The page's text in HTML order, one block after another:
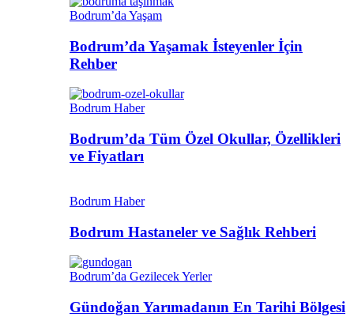
Bodrum’da Yaşam
Bodrum’da Yaşamak İsteyenler İçin
Rehber
Bodrum Haber
Bodrum’da Tüm Özel Okullar, Özellikleri
ve Fiyatları
Bodrum Haber
Bodrum Hastaneler ve Sağlık Rehberi
Bodrum’da Gezilecek Yerler
Gündoğan Yarımadanın En Tarihi Bölgesi